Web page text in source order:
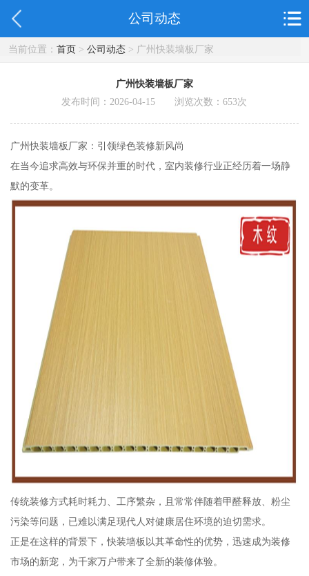
公司动态
当前位置： 首页> 公司动态> 广州快装墙板厂家
广州快装墙板厂家
发布时间：2026-04-15 浏览次数：653次
广州快装墙板厂家：引领绿色装修新风尚
在当今追求高效与环保并重的时代，室内装修行业正经历着一场静
默的变革。
传统装修方式耗时耗力、工序繁杂，且常常伴随着甲醛释放、粉尘
污染等问题，已难以满足现代人对健康居住环境的迫切需求。
正是在这样的背景下，快装墙板以其革命性的优势，迅速成为装修
市场的新宠，为千家万户带来了全新的装修体验。